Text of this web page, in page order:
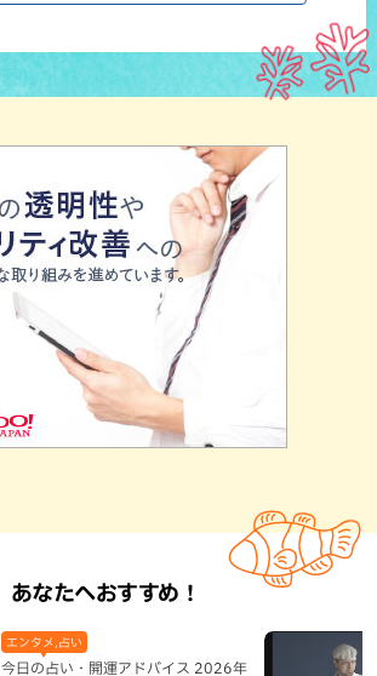
あなたへおすすめ！
今日の占い・開運アドバイス 2026年
エンタメ,占い